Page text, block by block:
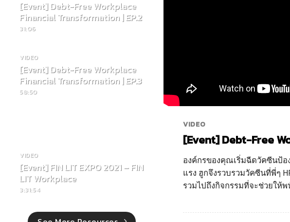
[Event] Debt-Free Workplace
Financial Transformation | EP.2
31:06
VIDEO
[Event] Debt-Free Workplace
Financial Transformation | EP.3
58:50
VIDEO
[Event] FIN LIT EXPO 2021 – FIN
LIT Workplace
3:31:54
VIDEO
[Event] Debt-Free
องค์กรของคุณเริ่มฉีดวัคซีนป้อ
แรง ฮูกจึงรวบรวมวัคซีนที่พี่ๆ
รวมไปถึงกิจกรรมที่จะช่วยให้